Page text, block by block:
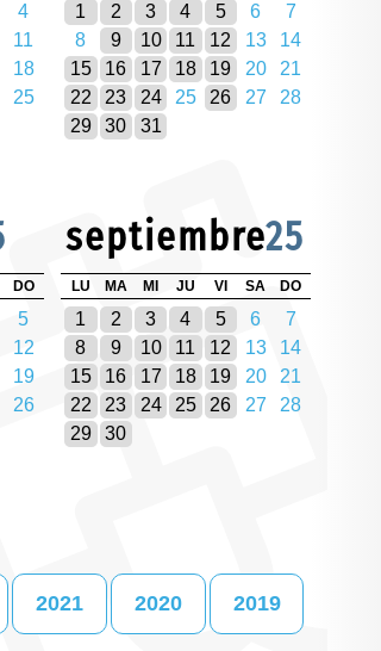
4
11
18
25
1 2 3 4 5 6
7
8
9 10 11 12 13
14
15
16 17 18 19 20
21
22
23 24 25 26 27
28
29
30 31
DO
5
12
19
26
septiembre25
LU MA MI JU VI SA DO
1 2 3 4 5 6
7
8
9 10 11 12 13
14
15
16 17 18 19 20
21
22
23 24 25 26 27
28
29
30
2021 2020 2019